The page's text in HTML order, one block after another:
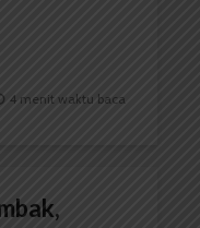
4 menit waktu baca